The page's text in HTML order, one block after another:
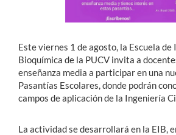
Este viernes 1 de agosto, la Escuela de
Bioquímica de la PUCV invita a
enseñanza media a participar en una
Pasantías Escolares, donde podrán
campos de aplicación de la Ingeniería
La actividad se desarrollará en la EIB,